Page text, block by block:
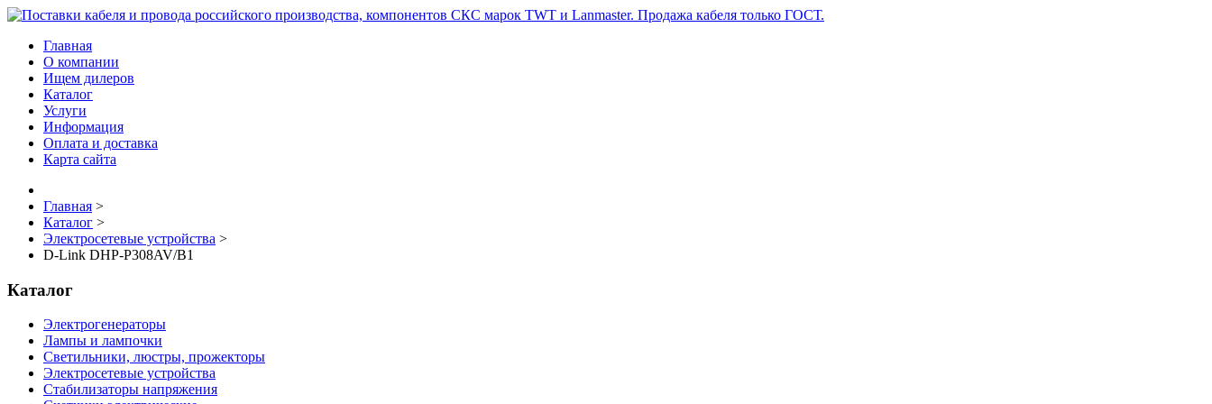
Главная
О компании
Ищем дилеров
Каталог
Услуги
Информация
Оплата и доставка
Карта сайта
Главная >
Каталог >
Электросетевые устройства >
D-Link DHP-P308AV/B1
Каталог
Электрогенераторы
Лампы и лампочки
Светильники, люстры, прожекторы
Электросетевые устройства
Стабилизаторы напряжения